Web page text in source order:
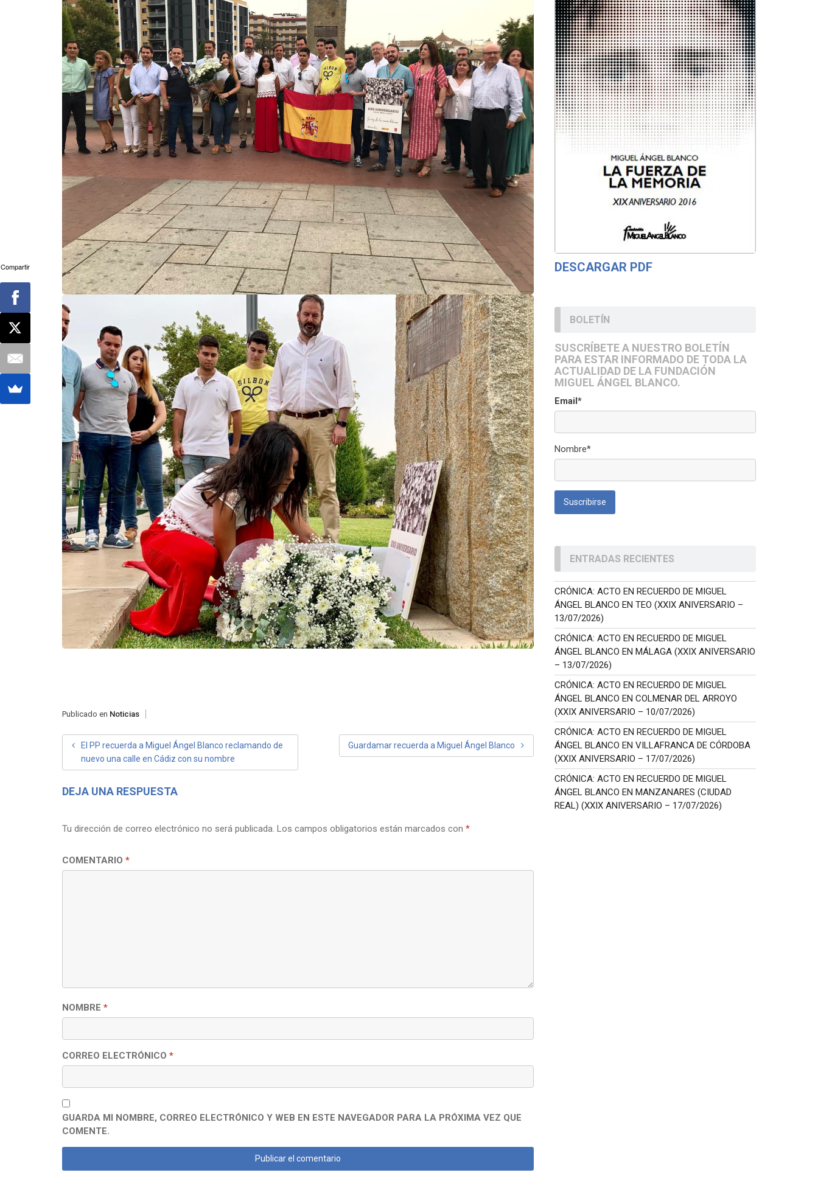
Publicado en Noticias
NAVEGACIÓN
DE
ENTRADAS
El PP recuerda a Miguel Ángel Blanco reclamando de
nuevo una calle en Cádiz con su nombre
Guardamar recuerda a Miguel Ángel Blanco
DEJA UNA RESPUESTA
Tu dirección de correo electrónico no será publicada. Los campos obligatorios están marcados con *
COMENTARIO *
NOMBRE *
CORREO ELECTRÓNICO *
GUARDA MI NOMBRE, CORREO ELECTRÓNICO Y WEB EN ESTE NAVEGADOR PARA LA PRÓXIMA VEZ QUE
COMENTE.
DESCARGAR PDF
BOLETÍN
SUSCRÍBETE A NUESTRO BOLETÍN
PARA ESTAR INFORMADO DE TODA LA
ACTUALIDAD DE LA FUNDACIÓN
MIGUEL ÁNGEL BLANCO.
Email*
Nombre*
ENTRADAS RECIENTES
CRÓNICA: ACTO EN RECUERDO DE MIGUEL
ÁNGEL BLANCO EN TEO (XXIX ANIVERSARIO –
13/07/2026)
CRÓNICA: ACTO EN RECUERDO DE MIGUEL
ÁNGEL BLANCO EN MÁLAGA (XXIX ANIVERSARIO
– 13/07/2026)
CRÓNICA: ACTO EN RECUERDO DE MIGUEL
ÁNGEL BLANCO EN COLMENAR DEL ARROYO
(XXIX ANIVERSARIO – 10/07/2026)
CRÓNICA: ACTO EN RECUERDO DE MIGUEL
ÁNGEL BLANCO EN VILLAFRANCA DE CÓRDOBA
(XXIX ANIVERSARIO – 17/07/2026)
CRÓNICA: ACTO EN RECUERDO DE MIGUEL
ÁNGEL BLANCO EN MANZANARES (CIUDAD
REAL) (XXIX ANIVERSARIO – 17/07/2026)
Compartir